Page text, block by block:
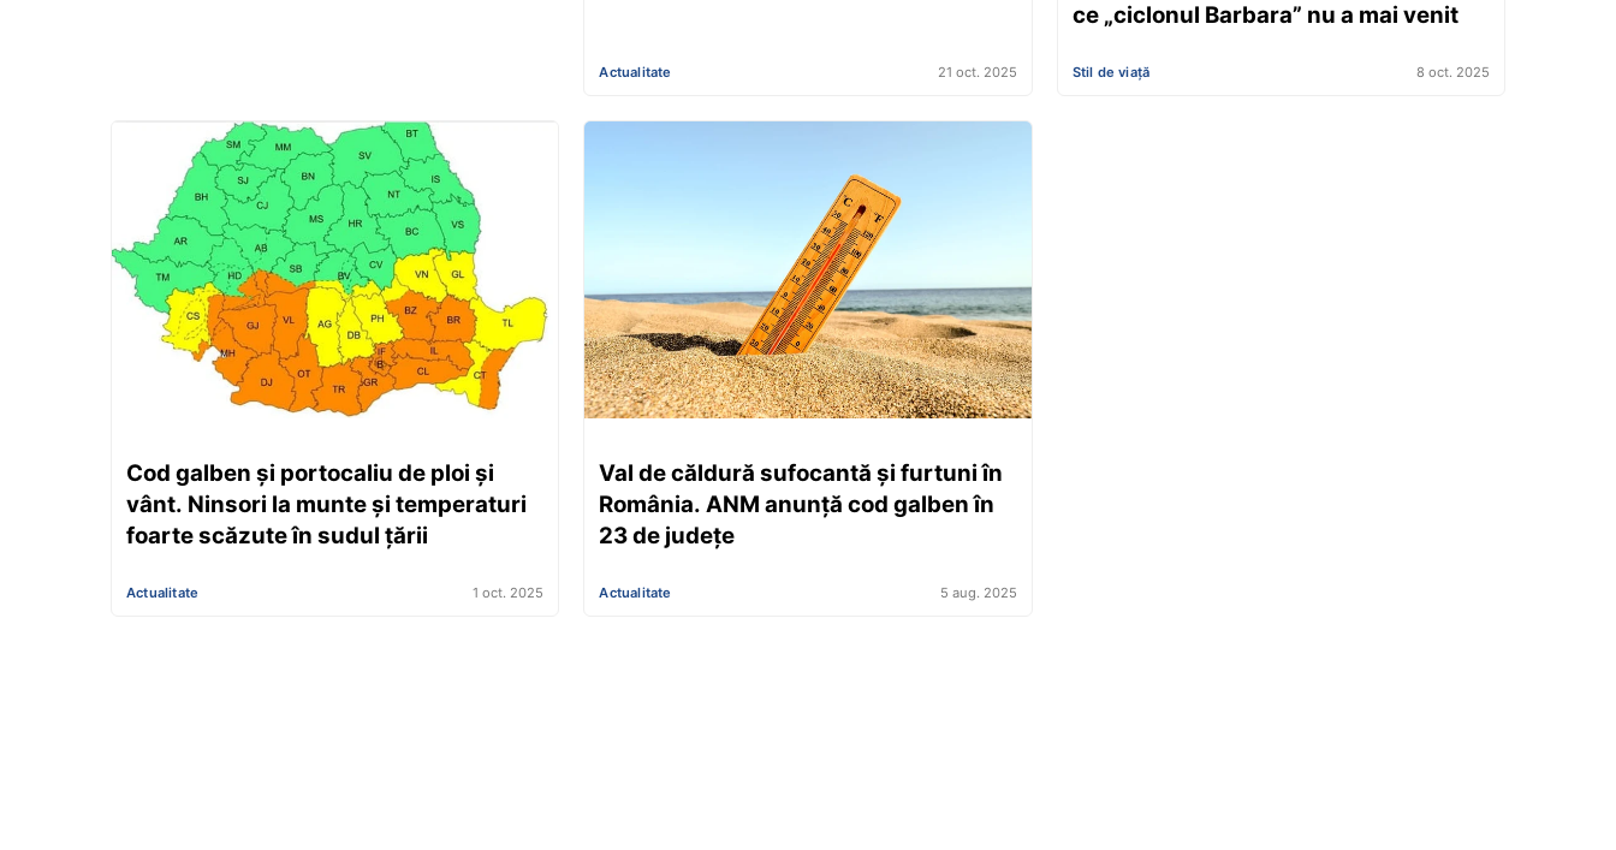
Actualitate 21 oct. 2025
ce „ciclonul Barbara” nu a mai venit
Stil de viață 8 oct. 2025
Cod galben și portocaliu de ploi și
vânt. Ninsori la munte și temperaturi
foarte scăzute în sudul țării
Actualitate 1 oct. 2025
Val de căldură sufocantă și furtuni în
România. ANM anunță cod galben în
23 de județe
Actualitate 5 aug. 2025